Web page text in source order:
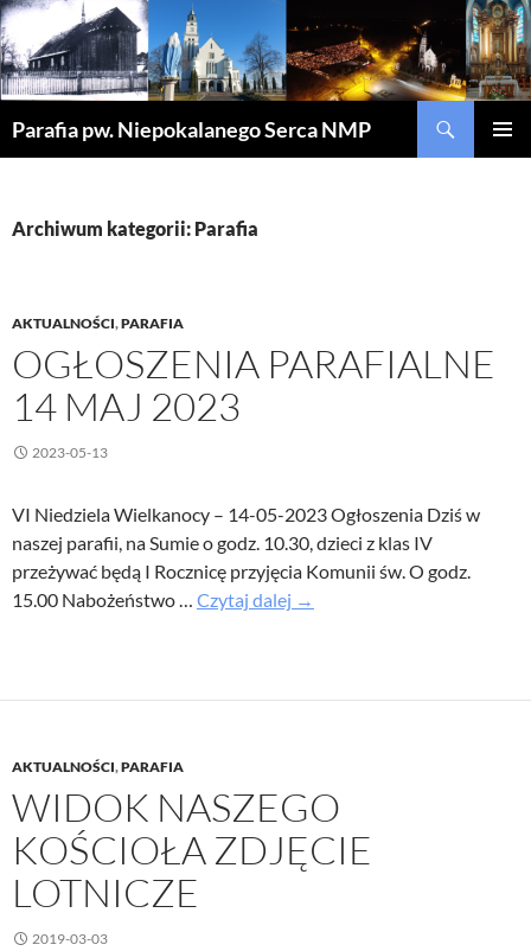
Parafia pw. Niepokalanego Serca NMP
Archiwum kategorii: Parafia
AKTUALNOŚCI,PARAFIA
OGŁOSZENIA PARAFIALNE
14 MAJ 2023
2023-05-13
VI Niedziela Wielkanocy – 14-05-2023 Ogłoszenia Dziś w
naszej parafii, na Sumie o godz. 10.30, dzieci z klas IV
przeżywać będą I Rocznicę przyjęcia Komunii św. O godz.
15.00 Nabożeństwo … Czytaj dalej Ogłoszenia
→
AKTUALNOŚCI,PARAFIA
WIDOK NASZEGO
KOŚCIOŁA ZDJĘCIE
LOTNICZE
2019-03-03